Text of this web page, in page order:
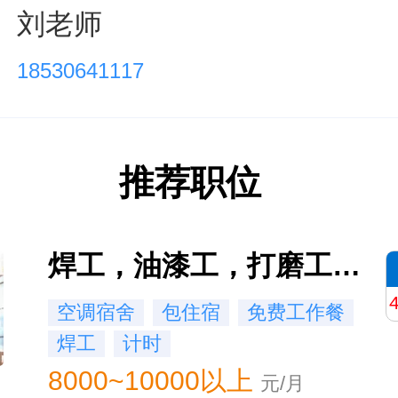
刘老师
18530641117
推荐职位
焊工，油漆工，打磨工，普工
空调宿舍 包住宿
免费工作餐
焊工
计时
8000~10000以上 元/月